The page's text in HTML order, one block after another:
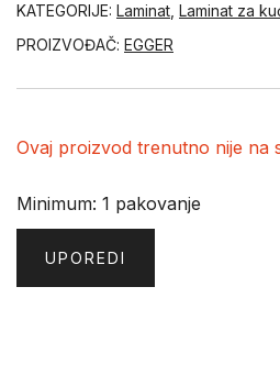
KATEGORIJE: Laminat, Laminat za
PROIZVOĐAČ: EGGER
Ovaj proizvod trenutno nije na
Minimum: 1 pakovanje
UPOREDI